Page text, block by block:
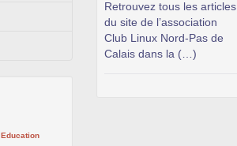
Education
Retrouvez tous les articles
du site de l’association
Club Linux Nord-Pas de
Calais dans la (…)